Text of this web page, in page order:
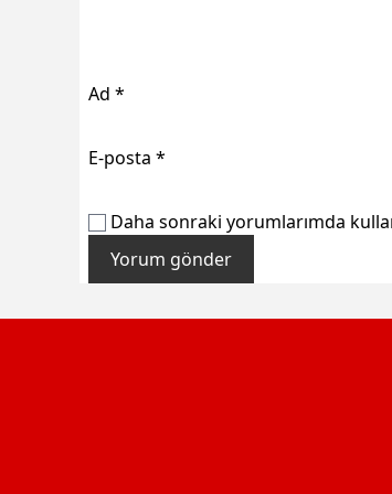
Ad *
E-posta *
Daha sonraki yorumlarımda